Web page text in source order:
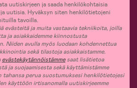
uutiskirjeen ja saada henkilökohtaisia
uutisia. Hyväksyn siten henkilötietojeni
tavoilla.
evästeitä ja muita vastaavia tekniikoita, joilla
ja asiakkaidemme kiinnostusta
Niiden avulla myös luodaan kohdennettua
sekä tilastoja asiakkaistamme.
evästekäytännöistämmesaat lisätietoa
ja suojaamisesta sekä käyttämistämme
tahansa perua suostumuksesi henkilötietojesi
käyttöön irtisanomalla uutiskirjeemme